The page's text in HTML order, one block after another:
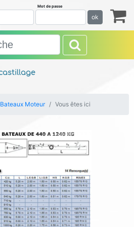
Mot de passe
ok
Bateaux Moteur Vous êtes ici